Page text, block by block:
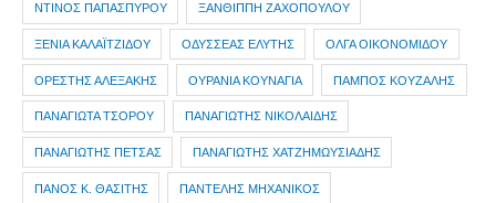
ΝΤΙΝΟΣ ΠΑΠΑΣΠΥΡΟΥ ΞΑΝΘΙΠΠΗ ΖΑΧΟΠΟΥΛΟΥ
ΞΕΝΙΑ ΚΑΛΑΪΤΖΙΔΟΥ ΟΔΥΣΣΕΑΣ ΕΛΥΤΗΣ ΟΛΓΑ ΟΙΚΟΝΟΜΙΔΟΥ
ΟΡΕΣΤΗΣ ΑΛΕΞΑΚΗΣ ΟΥΡΑΝΙΑ ΚΟΥΝΑΓΙΑ ΠΑΜΠΟΣ ΚΟΥΖΑΛΗΣ
ΠΑΝΑΓΙΩΤΑ ΤΣΟΡΟΥ ΠΑΝΑΓΙΩΤΗΣ ΝΙΚΟΛΑΙΔΗΣ
ΠΑΝΑΓΙΩΤΗΣ ΠΕΤΣΑΣ ΠΑΝΑΓΙΩΤΗΣ ΧΑΤΖΗΜΩΥΣΙΑΔΗΣ
ΠΑΝΟΣ Κ. ΘΑΣΙΤΗΣ ΠΑΝΤΕΛΗΣ ΜΗΧΑΝΙΚΟΣ